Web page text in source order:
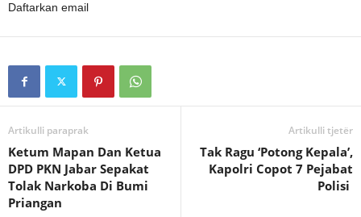
Daftarkan email
Artikulli paraprak
Ketum Mapan Dan Ketua
DPD PKN Jabar Sepakat
Tolak Narkoba Di Bumi
Priangan
Artikulli tjetër
Tak Ragu ‘Potong Kepala’,
Kapolri Copot 7 Pejabat
Polisi